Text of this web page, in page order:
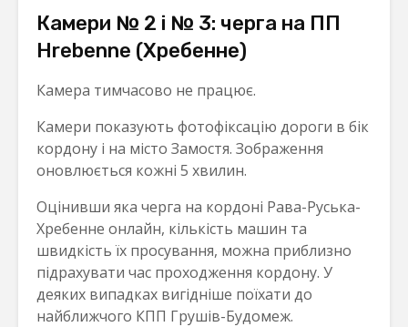
Камери № 2 і № 3: черга на ПП
Hrebenne (Хребенне)
Камера тимчасово не працює.
Камери показують фотофіксацію дороги в бік
кордону і на місто Замостя. Зображення
оновлюється кожні 5 хвилин.
Оцінивши яка черга на кордоні Рава-Руська-
Хребенне онлайн, кількість машин та
швидкість їх просування, можна приблизно
підрахувати час проходження кордону. У
деяких випадках вигідніше поїхати до
найближчого КПП Грушів-Будомеж.